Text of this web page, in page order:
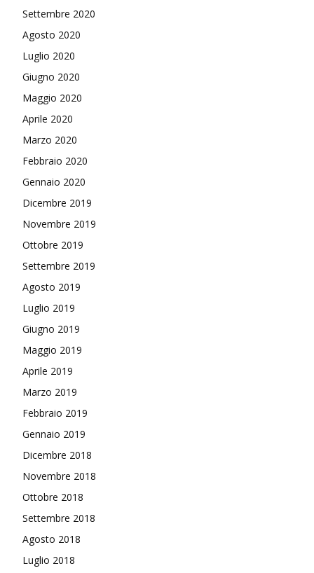
Settembre 2020
Agosto 2020
Luglio 2020
Giugno 2020
Maggio 2020
Aprile 2020
Marzo 2020
Febbraio 2020
Gennaio 2020
Dicembre 2019
Novembre 2019
Ottobre 2019
Settembre 2019
Agosto 2019
Luglio 2019
Giugno 2019
Maggio 2019
Aprile 2019
Marzo 2019
Febbraio 2019
Gennaio 2019
Dicembre 2018
Novembre 2018
Ottobre 2018
Settembre 2018
Agosto 2018
Luglio 2018